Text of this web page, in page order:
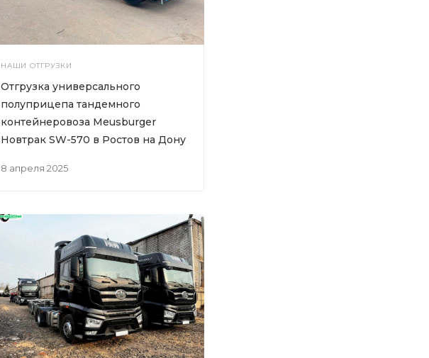
НАШИ ОТГРУЗКИ
8 апреля 2025
Отгрузка универсального
полуприцепа тандемного
контейнеровоза Meusburger
Новтрак SW-570 в Ростов на Дону